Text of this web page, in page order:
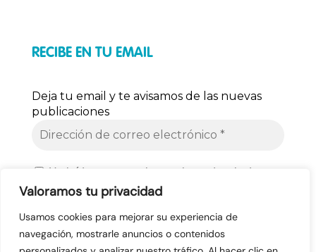
Valoramos tu privacidad
Usamos cookies para mejorar su experiencia de
navegación, mostrarle anuncios o contenidos
RECIBE EN TU EMAIL
Deja tu email y te avisamos de las nuevas
publicaciones
He leído y acepto el tratamiento de mis datos
personales según laPolítica de Privacidad